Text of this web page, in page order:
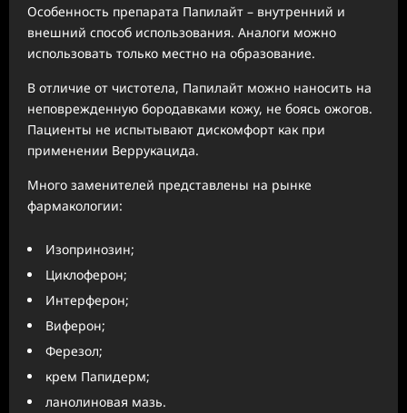
Особенность препарата Папилайт – внутренний и
внешний способ использования. Аналоги можно
использовать только местно на образование.
В отличие от чистотела, Папилайт можно наносить на
неповрежденную бородавками кожу, не боясь ожогов.
Пациенты не испытывают дискомфорт как при
применении Веррукацида.
Много заменителей представлены на рынке
фармакологии:
Изопринозин;
Циклоферон;
Интерферон;
Виферон;
Ферезол;
крем Папидерм;
ланолиновая мазь.